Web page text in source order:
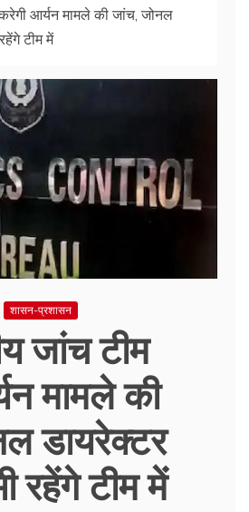
आर्यन मामले की जांच, जोनल
टीम में
शासन-प्रशासन
जांच टीम
मामले की
डायरेक्टर
रहेंगे टीम में